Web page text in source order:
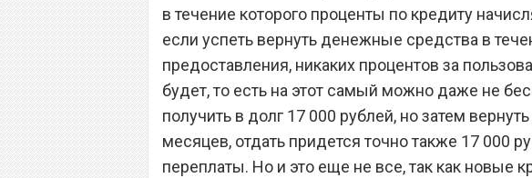
в течение которого проценты по кредиту
если успеть вернуть денежные средства в
предоставления, никаких процентов за
будет, то есть на этот самый можно даже не
получить в долг 17 000 рублей, но затем
месяцев, отдать придется точно также 17 000
переплаты. Но и это еще не все, так как новые